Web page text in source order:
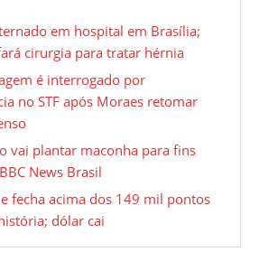
em hospital em Brasília;
cirurgia para tratar hérnia
é interrogado por
no STF após Moraes retomar
vai plantar maconha para fins
News Brasil
fecha acima dos 149 mil pontos
dólar cai